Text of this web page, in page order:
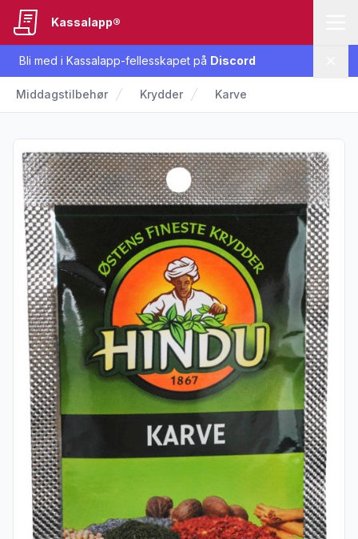
Bli med i Kassalapp-fellesskapet på Discord
Kassalapp®
Middagstilbehør Krydder Karve